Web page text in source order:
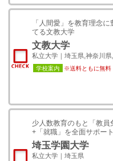
「人間愛」を教育理念
てる文教大学
文教大学
私立大学｜埼玉県,神奈川
学校案内 ※送料ともに無料
少人数教育のもと「教員
+「就職」を全面サポート
埼玉学園大学
私立大学｜埼玉県